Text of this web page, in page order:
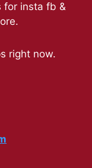
for insta fb &
right now.